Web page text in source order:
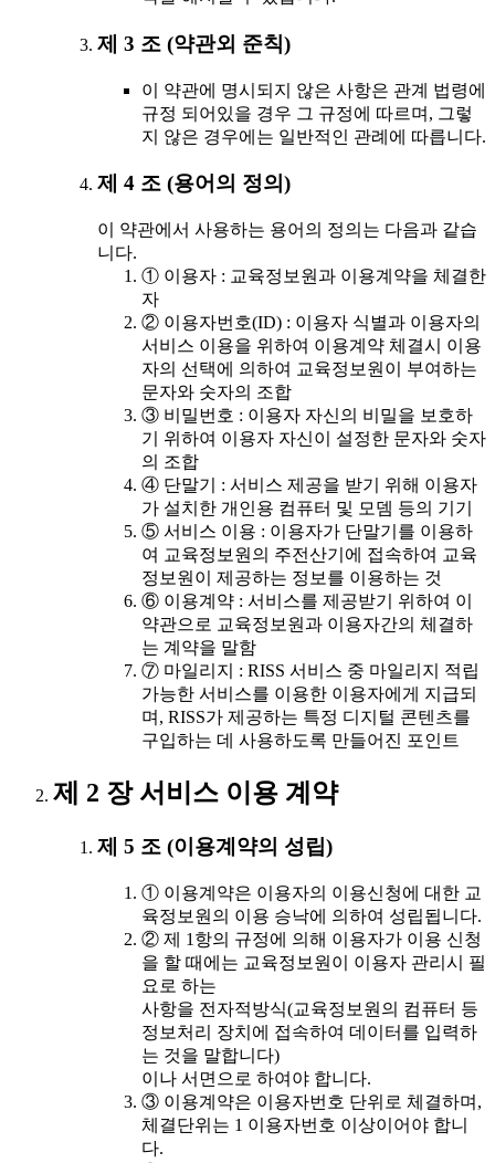
제 3 조 (약관외 준칙)
이 약관에 명시되지 않은 사항은 관계 법령에
규정 되어있을 경우 그 규정에 따르며, 그렇
지 않은 경우에는 일반적인 관례에 따릅니다.
제 4 조 (용어의 정의)
이 약관에서 사용하는 용어의 정의는 다음과 같습
니다.
① 이용자 : 교육정보원과 이용계약을 체결한
자
② 이용자번호(ID) : 이용자 식별과 이용자의
서비스 이용을 위하여 이용계약 체결시 이용
자의 선택에 의하여 교육정보원이 부여하는
문자와 숫자의 조합
③ 비밀번호 : 이용자 자신의 비밀을 보호하
기 위하여 이용자 자신이 설정한 문자와 숫자
의 조합
④ 단말기 : 서비스 제공을 받기 위해 이용자
가 설치한 개인용 컴퓨터 및 모뎀 등의 기기
⑤ 서비스 이용 : 이용자가 단말기를 이용하
여 교육정보원의 주전산기에 접속하여 교육
정보원이 제공하는 정보를 이용하는 것
⑥ 이용계약 : 서비스를 제공받기 위하여 이
약관으로 교육정보원과 이용자간의 체결하
는 계약을 말함
⑦ 마일리지 : RISS 서비스 중 마일리지 적립
가능한 서비스를 이용한 이용자에게 지급되
며, RISS가 제공하는 특정 디지털 콘텐츠를
구입하는 데 사용하도록 만들어진 포인트
제 2 장 서비스 이용 계약
제 5 조 (이용계약의 성립)
① 이용계약은 이용자의 이용신청에 대한 교
육정보원의 이용 승낙에 의하여 성립됩니다.
② 제 1항의 규정에 의해 이용자가 이용 신청
을 할 때에는 교육정보원이 이용자 관리시 필
요로 하는
사항을 전자적방식(교육정보원의 컴퓨터 등
정보처리 장치에 접속하여 데이터를 입력하
는 것을 말합니다)
이나 서면으로 하여야 합니다.
③ 이용계약은 이용자번호 단위로 체결하며,
체결단위는 1 이용자번호 이상이어야 합니
다.